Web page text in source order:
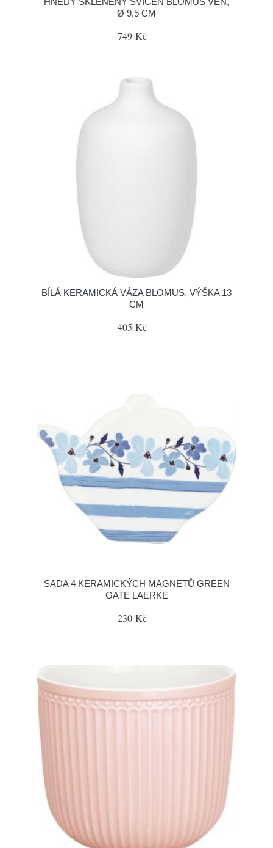
Ø 9,5 CM
749 Kč
BÍLÁ KERAMICKÁ VÁZA BLOMUS, VÝŠKA 13
CM
405 Kč
SADA 4 KERAMICKÝCH MAGNETŮ GREEN
GATE LAERKE
230 Kč